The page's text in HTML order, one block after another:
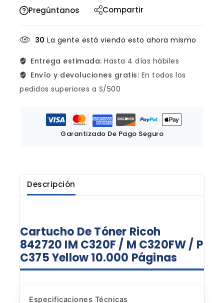
Pregúntanos
Compartir
30 La gente está viendo esto ahora mismo
Entrega estimada: Hasta 4 días hábiles
Envío y devoluciones gratis: En todos los
pedidos superiores a S/500
Garantizado De Pago Seguro
Descripción
Cartucho De Tóner Ricoh
842720 IM C320F / M C320FW / P
C375 Yellow 10.000 Páginas
Especificaciones Técnicas